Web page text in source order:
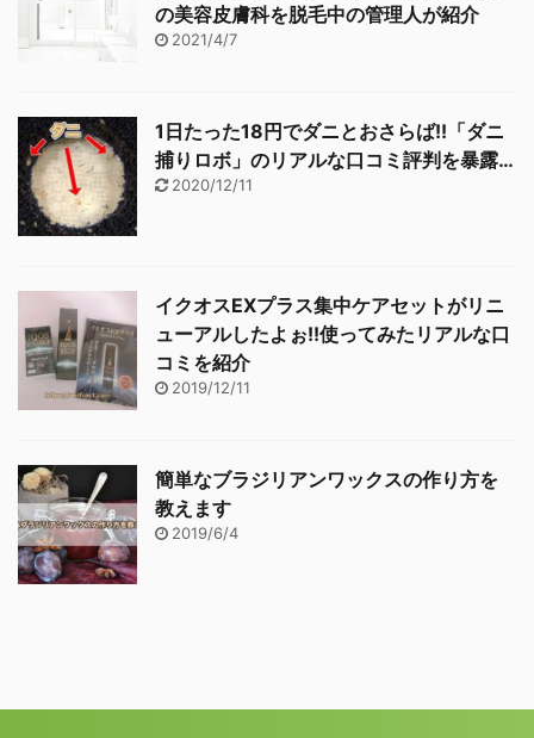
の美容皮膚科を脱毛中の管理人が紹介
2021/4/7
1日たった18円でダニとおさらば!!「ダニ
捕りロボ」のリアルな口コミ評判を暴露…
2020/12/11
イクオスEXプラス集中ケアセットがリニ
ューアルしたよぉ!!使ってみたリアルな口
コミを紹介
2019/12/11
簡単なブラジリアンワックスの作り方を
教えます
2019/6/4